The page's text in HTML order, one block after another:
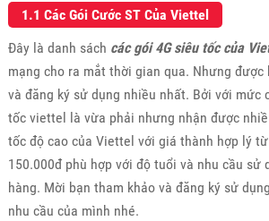
1.1 Các Gói Cước ST Của Viettel
Đây là danh sách các gói 4G siêu tốc của
mạng cho ra mắt thời gian qua. Nhưng được
và đăng ký sử dụng nhiều nhất. Bởi với mức
tốc viettel là vừa phải nhưng nhận được
tốc độ cao của Viettel với giá thành hợp lý
150.000đ phù hợp với độ tuổi và nhu cầu sử
hàng. Mời bạn tham khảo và đăng ký sử
nhu cầu của mình nhé.